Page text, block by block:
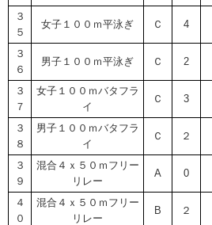
３
５
女子１００ｍ平泳ぎ Ｃ 4
３
６
男子１００ｍ平泳ぎ Ｃ 2
３
７
女子１００ｍバタフラ
イ
Ｃ 3
３
８
男子１００ｍバタフラ
イ
Ｃ ２
３
９
混合４ｘ５０ｍフリー
リレー
A 0
４
０
混合４ｘ５０ｍフリー
リレー
B ２